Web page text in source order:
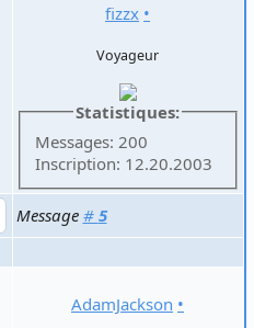
fizzx •
Voyageur
Statistiques:
Messages: 200
Inscription: 12.20.2003
Message # 5
AdamJackson •